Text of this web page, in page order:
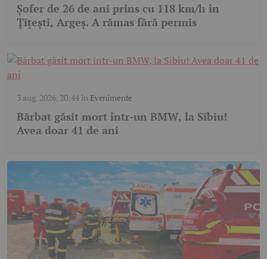
Șofer de 26 de ani prins cu 118 km/h în
Țițești, Argeș. A rămas fără permis
3 aug. 2026, 20:44în Evenimente
Bărbat găsit mort într-un BMW, la Sibiu!
Avea doar 41 de ani